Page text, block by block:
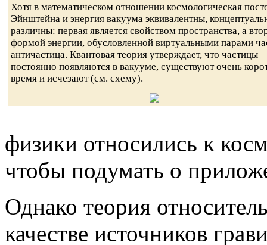
Хотя в математическом отношении космологическая
Эйнштейна и энергия вакуума эквивалентны,
различны: первая является свойством пространства, а
формой энергии, обусловленной виртуальными парами
античастица. Квантовая теория утверждает, что частицы
постоянно появляются в вакууме, существуют очень
время и исчезают (см. схему).
физики относились к
чтобы подумать о
Однако теория
качестве источников